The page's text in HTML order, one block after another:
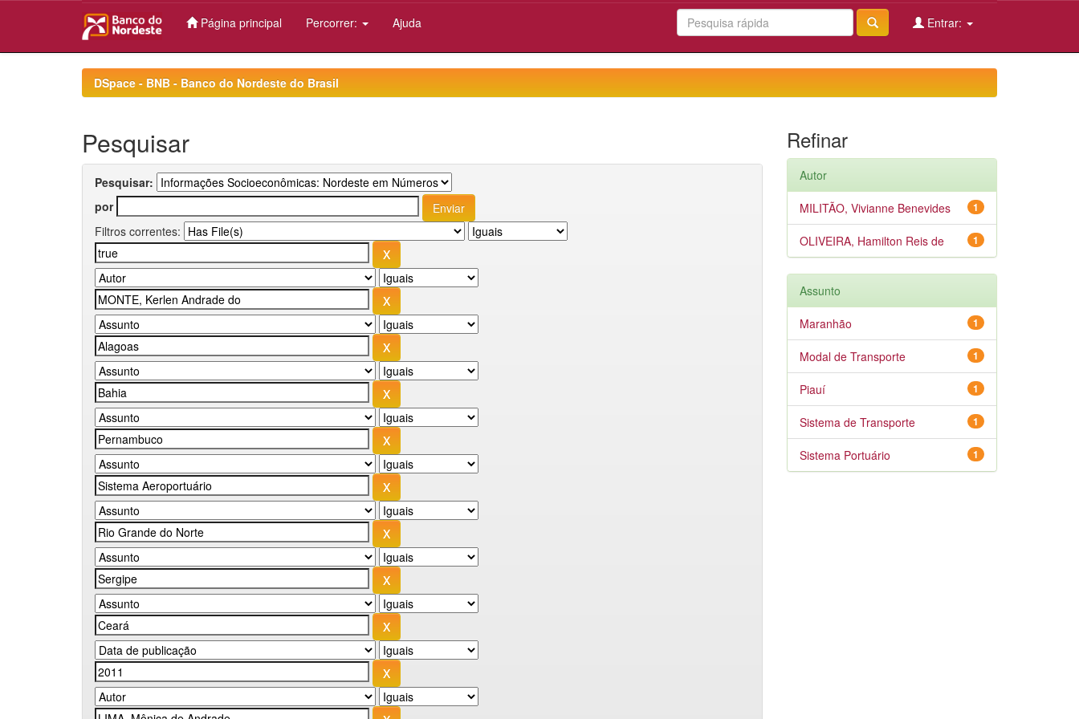
Página principal Percorrer: Ajuda Entrar:
DSpace - BNB - Banco do Nordeste do Brasil
Pesquisar
Pesquisar:
por
Filtros correntes:
Refinar
Autor
1
MILITÃO, Vivianne Benevides
1
OLIVEIRA, Hamilton Reis de
Assunto
1
Maranhão
1
Modal de Transporte
1
Piauí
1
Sistema de Transporte
1
Sistema Portuário